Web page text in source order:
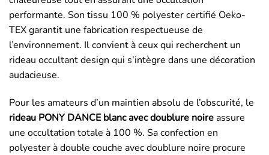
performante. Son tissu 100 % polyester certifié Oeko-
TEX garantit une fabrication respectueuse de
l’environnement. Il convient à ceux qui recherchent un
rideau occultant design qui s’intègre dans une décoration
audacieuse.
Pour les amateurs d’un maintien absolu de l’obscurité, le
rideau PONY DANCE blanc avec doublure noireassure
une occultation totale à 100 %. Sa confection en
polyester à double couche avec doublure noire procure